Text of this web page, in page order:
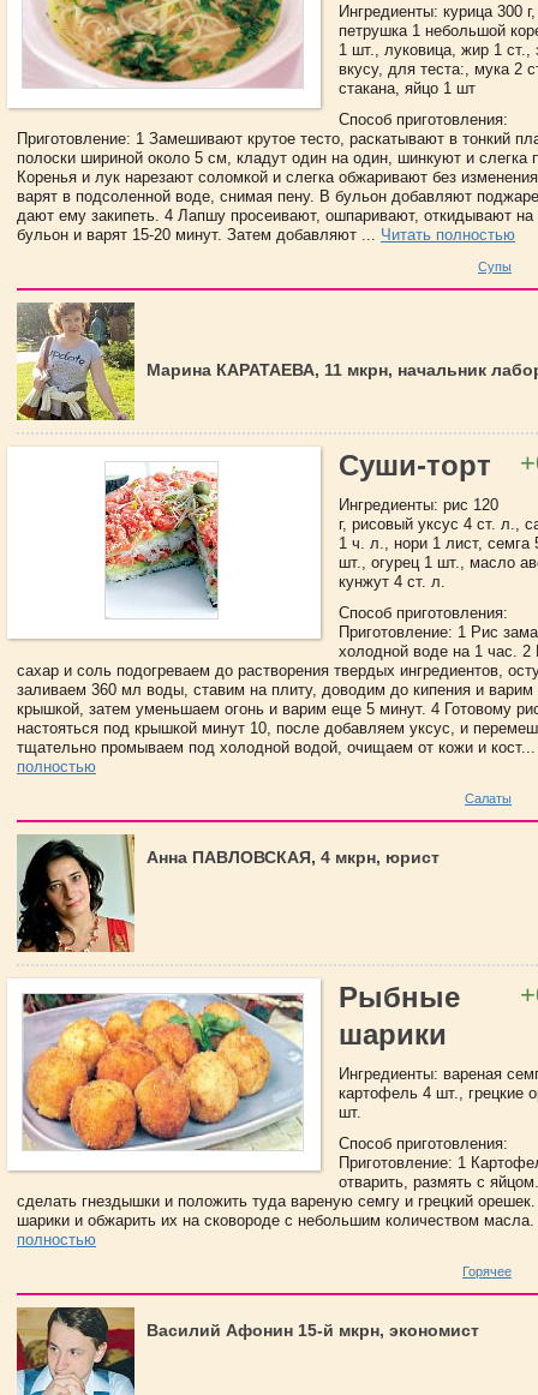
Ингредиенты: курица 300
петрушка 1 небольшой
1 шт., луковица, жир 1 ст.,
вкусу, для теста:, мука 2
стакана, яйцо 1 шт
Способ приготовления:
Приготовление: 1 Замешивают крутое тесто, раскатывают в тонкий
полоски шириной около 5 см, кладут один на один, шинкуют и слегка
Коренья и лук нарезают соломкой и слегка обжаривают без
варят в подсоленной воде, снимая пену. В бульон добавляют
дают ему закипеть. 4 Лапшу просеивают, ошпаривают, откидывают на
бульон и варят 15-20 минут. Затем добавляют ... Читать полностью
Супы
Марина КАРАТАЕВА, 11 мкрн, начальник
Суши-торт
Ингредиенты: рис 120
г, рисовый уксус 4 ст. л.,
1 ч. л., нори 1 лист, семга
шт., огурец 1 шт., масло
кунжут 4 ст. л.
Способ приготовления:
Приготовление: 1 Рис
холодной воде на 1 час. 2
сахар и соль подогреваем до растворения твердых ингредиентов,
заливаем 360 мл воды, ставим на плиту, доводим до кипения и варим
крышкой, затем уменьшаем огонь и варим еще 5 минут. 4 Готовому
настояться под крышкой минут 10, после добавляем уксус, и
тщательно промываем под холодной водой, очищаем от кожи и
полностью
Салаты
Анна ПАВЛОВСКАЯ, 4 мкрн, юрист
Рыбные
шарики
Ингредиенты: вареная
картофель 4 шт., грецкие
шт.
Способ приготовления:
Приготовление: 1
отварить, размять с
сделать гнездышки и положить туда вареную семгу и грецкий
шарики и обжарить их на сковороде с небольшим количеством
полностью
Горячее
Василий Афонин 15-й мкрн, экономист